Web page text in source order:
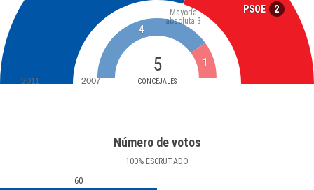
PSOE 2
5
CONCEJALES
Mayoría
absoluta 3
4
1
2011 2007
Número de votos
100% ESCRUTADO
60